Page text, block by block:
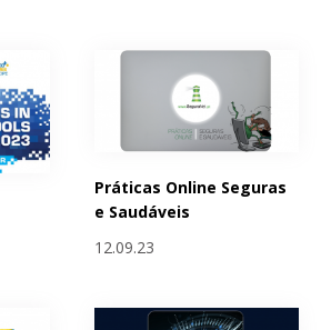
Práticas Online Seguras
e Saudáveis
12.09.23